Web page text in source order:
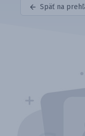
Späť na